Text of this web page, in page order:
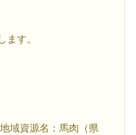
す。
域資源名：馬肉（県